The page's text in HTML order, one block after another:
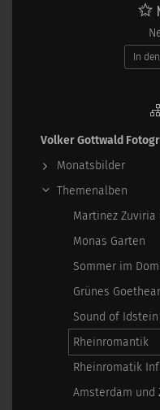
In
Volker Gottwald
Monatsbilder
Themenalben
Martinez Zuviria
Monas Garten
Sommer im
Grünes
Sound of Idstein
Rheinromantik
Rheinromatik
Amsterdam und